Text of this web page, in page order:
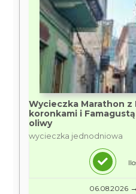
Wycieczka Marathon z
koronkami i
oliwy
wycieczka jednodniowa
06.08.2026 →